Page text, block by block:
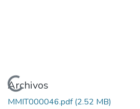
Cargando...
Archivos
MMIT000046.pdf(2.52 MB)